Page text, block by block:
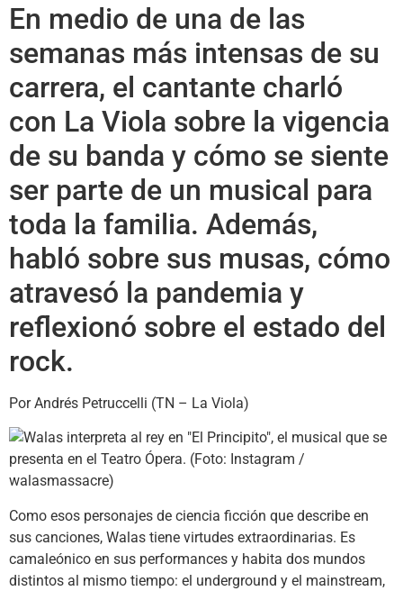
En medio de una de las
semanas más intensas de su
carrera, el cantante charló
con La Viola sobre la vigencia
de su banda y cómo se siente
ser parte de un musical para
toda la familia. Además,
habló sobre sus musas, cómo
atravesó la pandemia y
reflexionó sobre el estado del
rock.
Por Andrés Petruccelli (TN – La Viola)
Como esos personajes de ciencia ficción que describe en
sus canciones, Walas tiene virtudes extraordinarias. Es
camaleónico en sus performances y habita dos mundos
distintos al mismo tiempo: el underground y el mainstream,